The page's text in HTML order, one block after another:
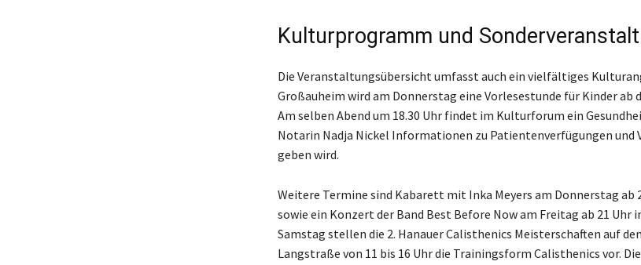
Kulturprogramm und
Die Veranstaltungsübersicht umfasst auch ein vielfältiges
Großauheim wird am Donnerstag eine Vorlesestunde für Kinder ab
Am selben Abend um 18.30 Uhr findet im Kulturforum ein
Notarin Nadja Nickel Informationen zu Patientenverfügungen und
geben wird.
Weitere Termine sind Kabarett mit Inka Meyers am Donnerstag ab
sowie ein Konzert der Band Best Before Now am Freitag ab 21 Uhr
Samstag stellen die 2. Hanauer Calisthenics Meisterschaften auf
Langstraße von 11 bis 16 Uhr die Trainingsform Calisthenics vor. Die